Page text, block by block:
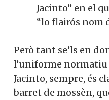
Jacinto” en el
“lo flairós nom
Però tant se’ls en
l’uniforme normatiu
Jacinto, sempre, és
barret de mossèn,